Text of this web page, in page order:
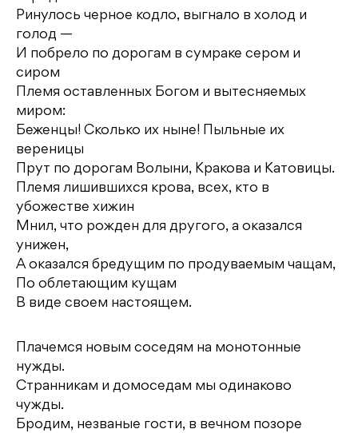
Ринулось черное кодло, выгнало в холод и
голод —
И побрело по дорогам в сумраке сером и
сиром
Племя оставленных Богом и вытесняемых
миром:
Беженцы! Сколько их ныне! Пыльные их
вереницы
Прут по дорогам Волыни, Кракова и Катовицы.
Племя лишившихся крова, всех, кто в
убожестве хижин
Мнил, что рожден для другого, а оказался
унижен,
А оказался бредущим по продуваемым чащам,
По облетающим кущам
В виде своем настоящем.
Плачемся новым соседям на монотонные
нужды.
Странникам и домоседам мы одинаково
чужды.
Бродим, незваные гости, в вечном позоре